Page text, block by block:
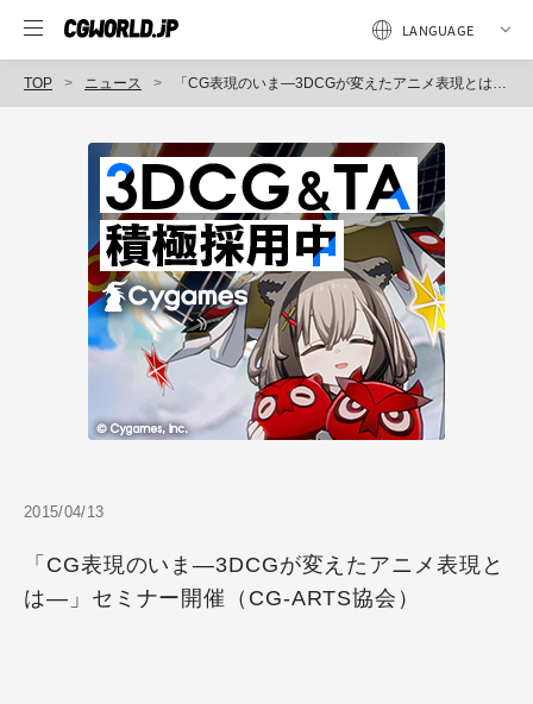
TOP ニュース 「CG表現のいま―3DCGが変えたアニメ表現とは―」セミナー開催（CG-ARTS協会）
2015/04/13
「CG表現のいま―3DCGが変えたアニメ表現と
は―」セミナー開催（CG-ARTS協会）